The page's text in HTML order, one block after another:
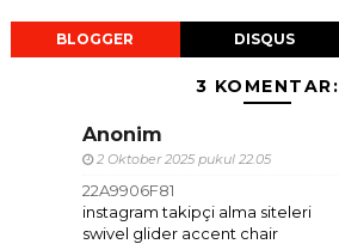
BLOGGER DISQUS
3 KOMENTAR:
Anonim
2 Oktober 2025 pukul 22.05
22A9906F81
instagram takipçi alma siteleri
swivel glider accent chair